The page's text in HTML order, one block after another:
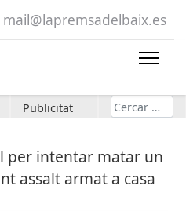
mail@lapremsadelbaix.es
Publicitat Cerca